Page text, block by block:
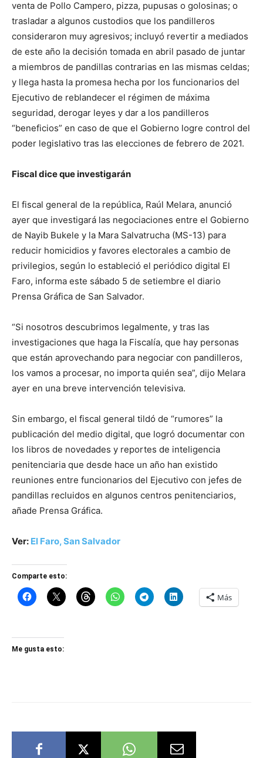
venta de Pollo Campero, pizza, pupusas o golosinas; o
trasladar a algunos custodios que los pandilleros
consideraron muy agresivos; incluyó revertir a mediados
de este año la decisión tomada en abril pasado de juntar
a miembros de pandillas contrarias en las mismas celdas;
y llega hasta la promesa hecha por los funcionarios del
Ejecutivo de reblandecer el régimen de máxima
seguridad, derogar leyes y dar a los pandilleros
“beneficios” en caso de que el Gobierno logre control del
poder legislativo tras las elecciones de febrero de 2021.
Fiscal dice que investigarán
El fiscal general de la república, Raúl Melara, anunció
ayer que investigará las negociaciones entre el Gobierno
de Nayib Bukele y la Mara Salvatrucha (MS-13) para
reducir homicidios y favores electorales a cambio de
privilegios, según lo estableció el periódico digital El
Faro, informa este sábado 5 de setiembre el diario
Prensa Gráfica de San Salvador.
“Si nosotros descubrimos legalmente, y tras las
investigaciones que haga la Fiscalía, que hay personas
que están aprovechando para negociar con pandilleros,
los vamos a procesar, no importa quién sea”, dijo Melara
ayer en una breve intervención televisiva.
Sin embargo, el fiscal general tildó de “rumores” la
publicación del medio digital, que logró documentar con
los libros de novedades y reportes de inteligencia
penitenciaria que desde hace un año han existido
reuniones entre funcionarios del Ejecutivo con jefes de
pandillas recluidos en algunos centros penitenciarios,
añade Prensa Gráfica.
Ver: El Faro, San Salvador
Comparte esto:
Más
Me gusta esto: